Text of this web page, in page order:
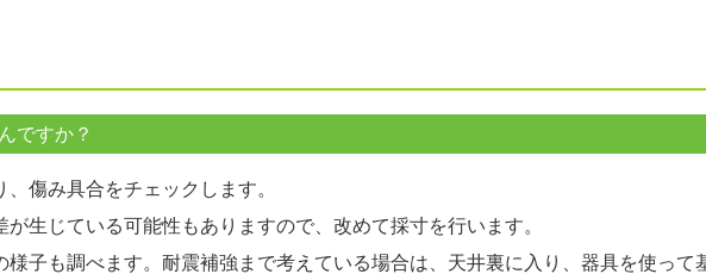
ですか？
傷み具合をチェックします。
生じている可能性もありますので、改めて採寸を行います。
様子も調べます。耐震補強まで考えている場合は、天井裏に入り、器具を使って